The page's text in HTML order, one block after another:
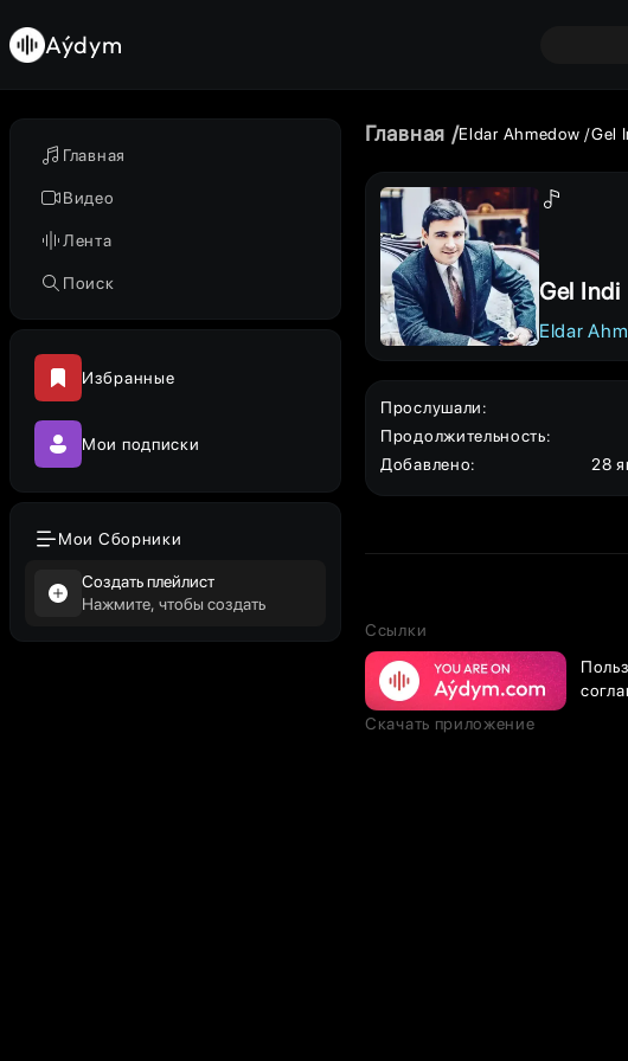
Главная
Видео
Лента
Поиск
Избранные
Мои подписки
Мои Сборники
Создать плейлист
Нажмите, чтобы создать
Aýdym
Главная Eldar Ahmedow Gel
Gel Indi
Eldar
Прослушали:
Продолжительность:
Добавлено: 28
Ссылки
Скачать приложение